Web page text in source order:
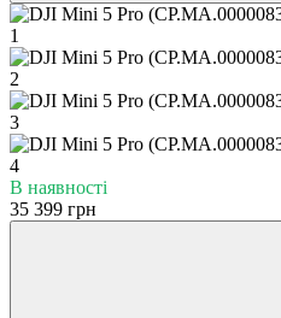
В наявності
35 399 грн